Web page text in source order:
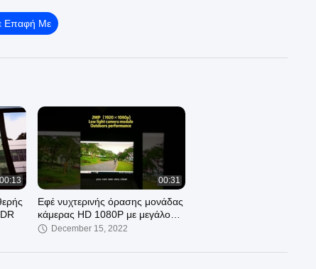
κατανάλωσης
one-stop — προσαρμοσμένη στις απαιτήσεις σας
#USBcamera #AIvision #IndustrialCamera
Επαφή Με
00:13 00:31
Εφέ νυχτερινής όρασης μονάδας
κάμερας HD 1080P με μεγάλο
διάφραγμα
December 15, 2022